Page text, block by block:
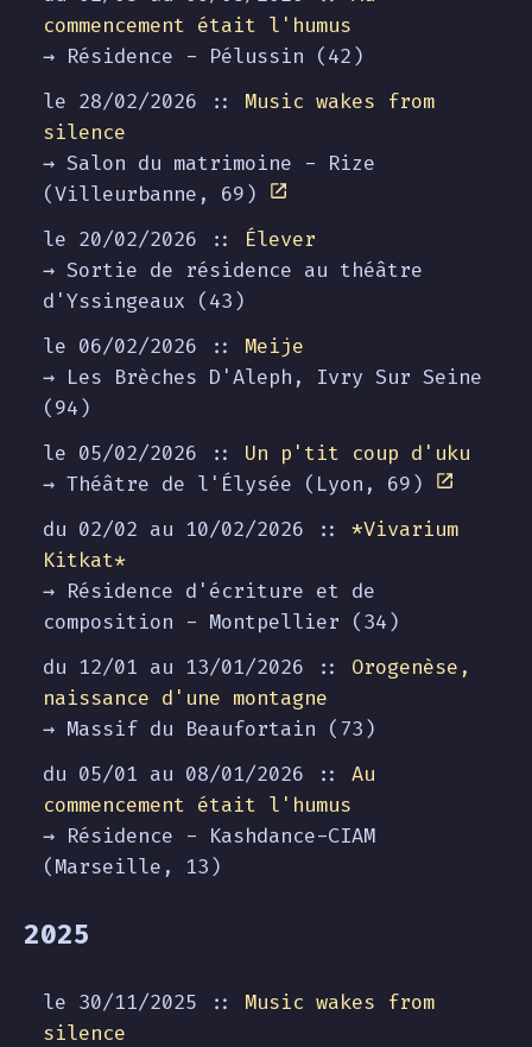
commencement était l'humus
→ Résidence - Pélussin (42)
le 28/02/2026 :: Music wakes from
silence
→ Salon du matrimoine - Rize
(Villeurbanne, 69)
le 20/02/2026 :: Élever
→ Sortie de résidence au théâtre
d'Yssingeaux (43)
le 06/02/2026 :: Meije
→ Les Brèches D'Aleph, Ivry Sur Seine
(94)
le 05/02/2026 :: Un p'tit coup d'uku
→ Théâtre de l'Élysée (Lyon, 69)
du 02/02 au 10/02/2026 :: *Vivarium
Kitkat*
→ Résidence d'écriture et de
composition - Montpellier (34)
du 12/01 au 13/01/2026 :: Orogenèse,
naissance d'une montagne
→ Massif du Beaufortain (73)
du 05/01 au 08/01/2026 :: Au
commencement était l'humus
→ Résidence - Kashdance-CIAM
(Marseille, 13)
2025
le 30/11/2025 :: Music wakes from
silence